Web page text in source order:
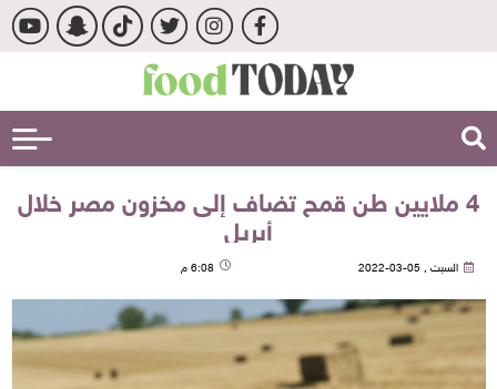
4 ملايين طن قمح تضاف إلى مخزون مصر خلال
أبريل
السبت , 05-03-2022 6:08 م